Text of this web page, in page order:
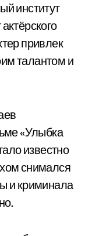
институт
привлек
талантом и
«Улыбка
известно
снимался
и криминала